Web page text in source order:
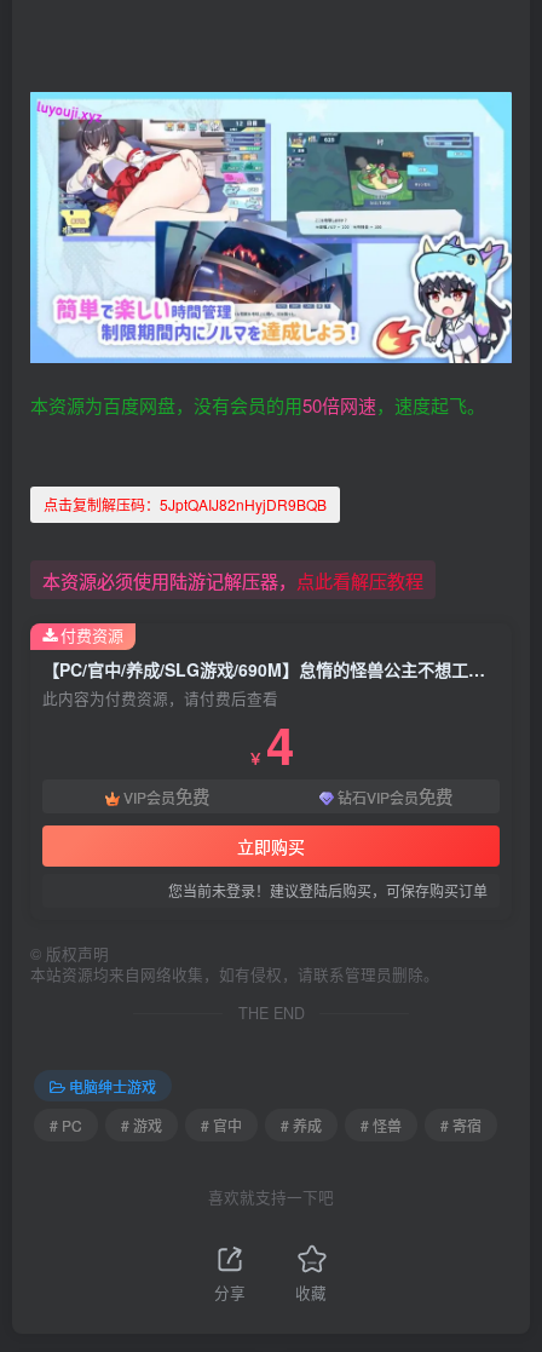
本资源为百度网盘，没有会员的用50倍网速，速度起飞。
点击复制解压码： 5JptQAIJ82nHyjDR9BQB
本资源必须使用陆游记解压器， 点此看解压教程
【PC/官中/养成/SLG游戏/690M】怠惰的怪兽公主不想工作 Ver2.1 官中步兵版+存档+养成SLG游戏+690M
此内容为付费资源，请付费后查看
￥ 4
VIP会员免费 钻石VIP会员免费
立即购买
您当前未登录！建议登陆后购买，可保存购买订单
付费资源
© 版权声明
本站资源均来自网络收集，如有侵权，请联系管理员删除。
THE END
电脑绅士游戏
# PC
# 游戏 # 官中 # 养成 # 怪兽 # 寄宿
喜欢就支持一下吧
分享 收藏